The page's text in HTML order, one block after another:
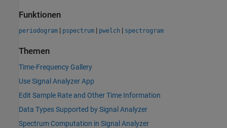
Funktionen
periodogram | pspectrum | pwelch | spectrogram
Themen
Time-Frequency Gallery
Use Signal Analyzer App
Edit Sample Rate and Other Time Information
Data Types Supported by Signal Analyzer
Spectrum Computation in Signal Analyzer